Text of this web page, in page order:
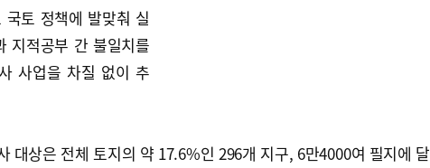
토 정책에 발맞춰 실
지적공부 간 불일치를
사업을 차질 없이 추
대상은 전체 토지의 약 17.6%인 296개 지구, 6만4000여 필지에 달